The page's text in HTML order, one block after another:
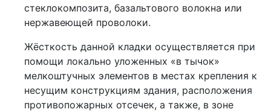
стеклокомпозита, базальтового волокна или
нержавеющей проволоки.
Жёсткость данной кладки осуществляется при
помощи локально уложенных «в тычок»
мелкоштучных элементов в местах крепления к
несущим конструкциям здания, расположения
противопожарных отсечек, а также, в зоне